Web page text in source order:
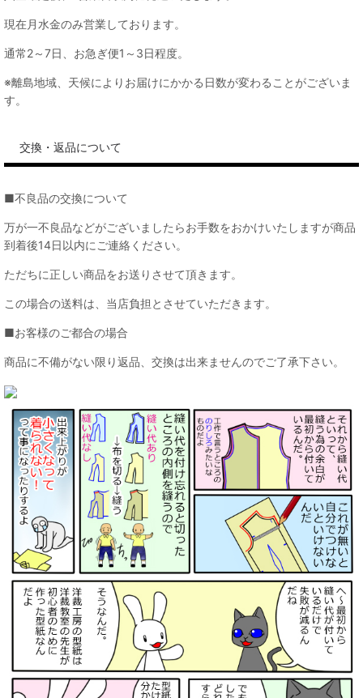
現在月水金のみ営業しております。
通常2～7日、お急ぎ便1～3日程度。
※離島地域、天候によりお届けにかかる日数が変わることがございま
す。
交換・返品について
■不良品の交換について
万が一不良品などがございましたらお手数をおかけいたしますが商品
到着後14日以内にご連絡ください。
ただちに正しい商品をお送りさせて頂きます。
この場合の送料は、当店負担とさせていただきます。
■お客様のご都合の場合
商品に不備がない限り返品、交換は出来ませんのでご了承下さい。